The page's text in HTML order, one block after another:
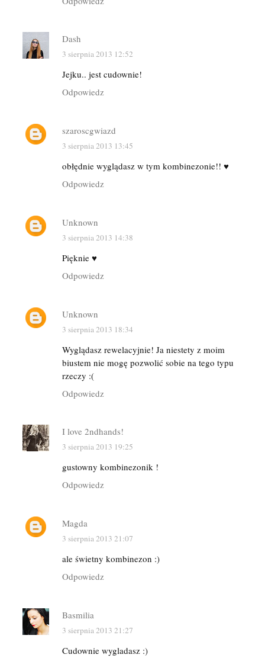
Dash
3 sierpnia 2013 12:52
Jejku.. jest cudownie!
Odpowiedz
szaroscgwiazd
3 sierpnia 2013 13:45
obłędnie wyglądasz w tym kombinezonie!! ♥
Odpowiedz
Unknown
3 sierpnia 2013 14:38
Pięknie ♥
Odpowiedz
Unknown
3 sierpnia 2013 18:34
Wyglądasz rewelacyjnie! Ja niestety z moim
biustem nie mogę pozwolić sobie na tego typu
rzeczy :(
Odpowiedz
I love 2ndhands!
3 sierpnia 2013 19:25
gustowny kombinezonik !
Odpowiedz
Magda
3 sierpnia 2013 21:07
ale świetny kombinezon :)
Odpowiedz
Basmilia
3 sierpnia 2013 21:27
Cudownie wygladasz :)